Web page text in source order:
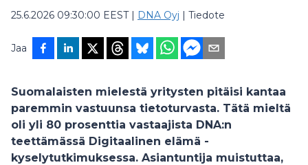
25.6.2026 09:30:00 EEST| DNA Oyj | Tiedote
Jaa
Suomalaisten mielestä yritysten pitäisi kantaa
paremmin vastuunsa tietoturvasta. Tätä mieltä
oli yli 80 prosenttia vastaajista DNA:n
teettämässä Digitaalinen elämä -
kyselytutkimuksessa. Asiantuntija muistuttaa,